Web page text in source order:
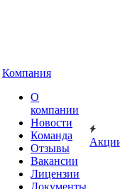
Компания
О
компании
Новости
Команда
Отзывы
Вакансии
Лицензии
Документы